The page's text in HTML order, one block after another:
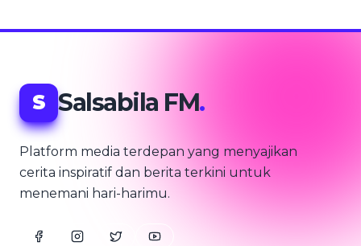
S Salsabila FM.
Platform media terdepan yang menyajikan
cerita inspiratif dan berita terkini untuk
menemani hari-harimu.